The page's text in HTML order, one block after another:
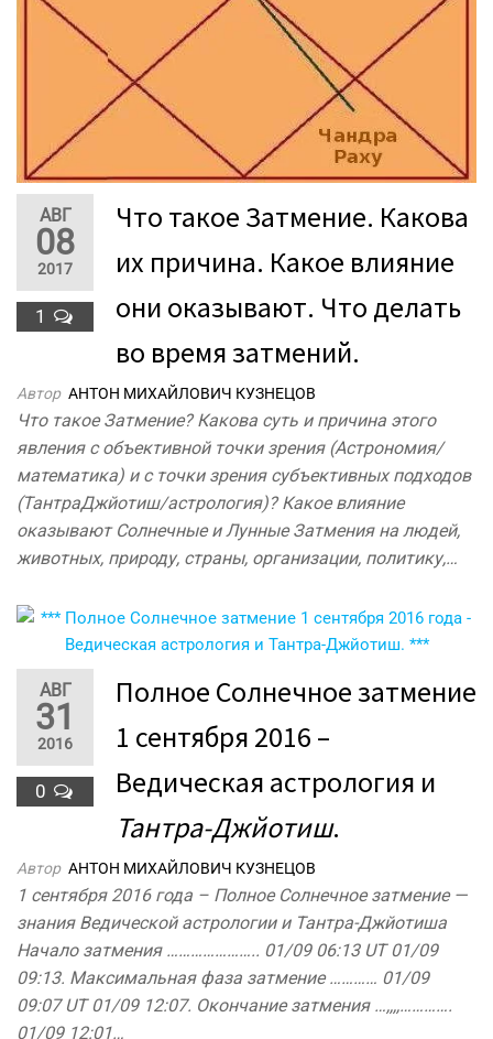
АВГ
08
2017
1
Что такое Затмение. Какова
их причина. Какое влияние
они оказывают. Что делать
во время затмений.
Автор АНТОН МИХАЙЛОВИЧ КУЗНЕЦОВ
Что такое Затмение? Какова суть и причина этого
явления с объективной точки зрения (Астрономия/
математика) и с точки зрения субъективных подходов
(ТантраДжйотиш/астрология)? Какое влияние
оказывают Солнечные и Лунные Затмения на людей,
животных, природу, страны, организации, политику,…
АВГ
31
2016
0
Полное Солнечное затмение
1 сентября 2016 –
Ведическая астрология и
Тантра-Джйотиш.
Автор АНТОН МИХАЙЛОВИЧ КУЗНЕЦОВ
1 сентября 2016 года – Полное Солнечное затмение —
знания Ведической астрологии и Тантра-Джйотиша
Начало затмения ………………….. 01/09 06:13 UT 01/09
09:13. Максимальная фаза затмение ………… 01/09
09:07 UT 01/09 12:07. Окончание затмения …,,,,………….
01/09 12:01…